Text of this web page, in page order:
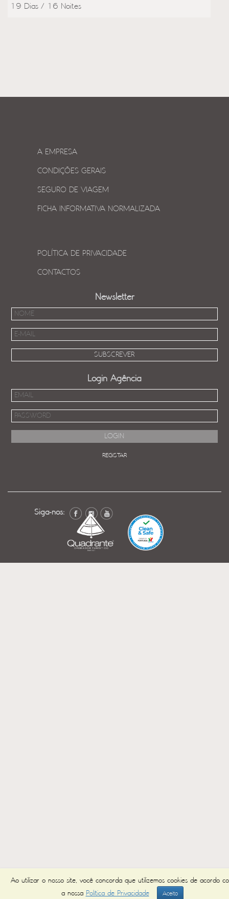
19 Dias / 16 Noites
A EMPRESA
CONDIÇÕES GERAIS
SEGURO DE VIAGEM
FICHA INFORMATIVA NORMALIZADA
POLÍTICA DE PRIVACIDADE
CONTACTOS
Newsletter
Login Agência
REGISTAR
Siga-nos:
Ao utilizar o nosso site, você concorda que utilizemos cookies de acordo
a nossa Política de Privacidade Aceito